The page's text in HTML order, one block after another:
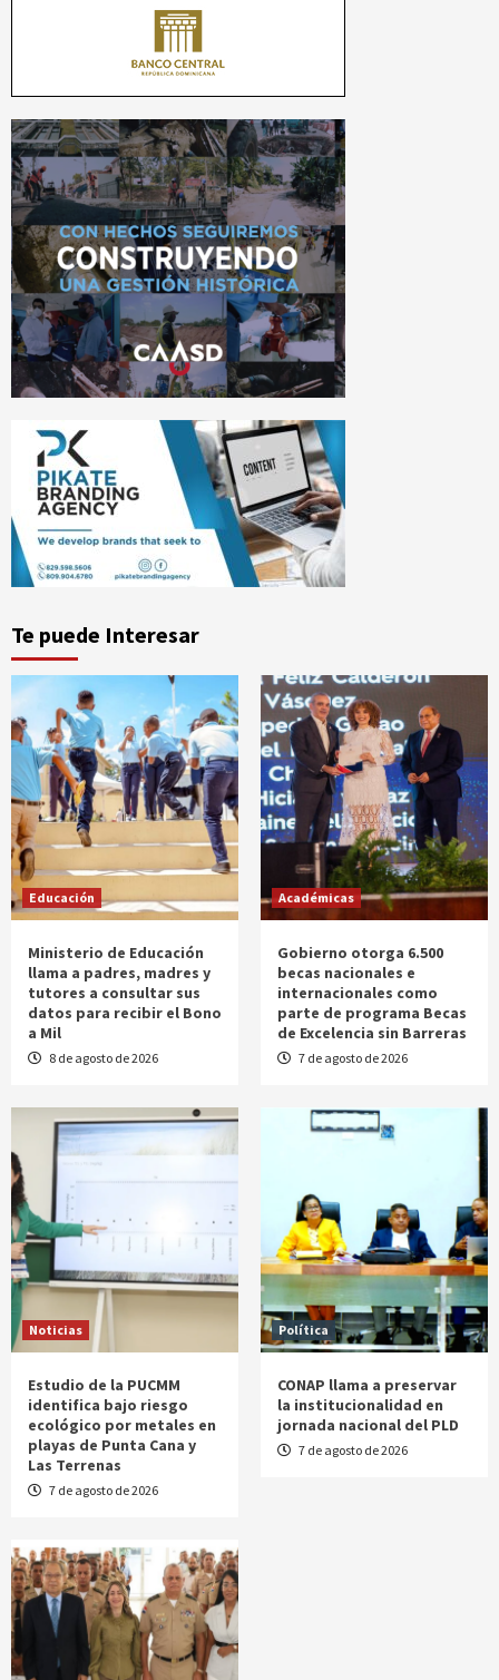
Te puede Interesar
Educación
Ministerio de Educación
llama a padres, madres y
tutores a consultar sus
datos para recibir el Bono
a Mil
8 de agosto de 2026
Académicas
Gobierno otorga 6.500
becas nacionales e
internacionales como
parte de programa Becas
de Excelencia sin Barreras
7 de agosto de 2026
Noticias
Estudio de la PUCMM
identifica bajo riesgo
ecológico por metales en
playas de Punta Cana y
Las Terrenas
7 de agosto de 2026
Política
CONAP llama a preservar
la institucionalidad en
jornada nacional del PLD
7 de agosto de 2026